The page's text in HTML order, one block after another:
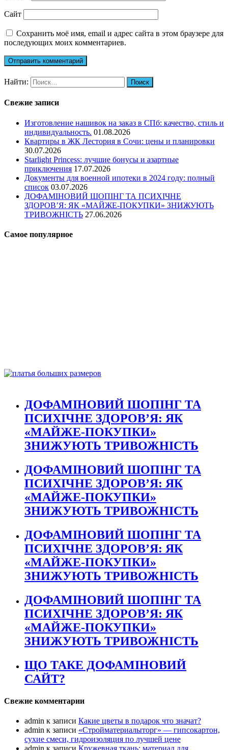
Сайт
Сохранить моё имя, email и адрес сайта в этом браузере для
последующих моих комментариев.
Найти:
Свежие записи
Изготовление нашивок на заказ в СПб: качество, стиль и
индивидуальность. 01.08.2026
Квартиры в ЖК Лестория в Сочи: цены и планировки
30.07.2026
Starlight Princess: лучшие бонусы и азартные
приключения 17.07.2026
Документы для военной ипотеки в 2024 году: полный
список 03.07.2026
ДОФАМІНОВИЙ ШОПІНГ ТА ПСИХІЧНЕ
ЗДОРОВ’Я: ЯК «МАЙЖЕ-ПОКУПКИ» ЗНИЖУЮТЬ
ТРИВОЖНІСТЬ 27.06.2026
Самое популярное
ДОФАМІНОВИЙ ШОПІНГ ТА
ПСИХІЧНЕ ЗДОРОВ’Я: ЯК
«МАЙЖЕ-ПОКУПКИ»
ЗНИЖУЮТЬ ТРИВОЖНІСТЬ
ДОФАМІНОВИЙ ШОПІНГ ТА
ПСИХІЧНЕ ЗДОРОВ’Я: ЯК
«МАЙЖЕ-ПОКУПКИ»
ЗНИЖУЮТЬ ТРИВОЖНІСТЬ
ДОФАМІНОВИЙ ШОПІНГ ТА
ПСИХІЧНЕ ЗДОРОВ’Я: ЯК
«МАЙЖЕ-ПОКУПКИ»
ЗНИЖУЮТЬ ТРИВОЖНІСТЬ
ДОФАМІНОВИЙ ШОПІНГ ТА
ПСИХІЧНЕ ЗДОРОВ’Я: ЯК
«МАЙЖЕ-ПОКУПКИ»
ЗНИЖУЮТЬ ТРИВОЖНІСТЬ
ЩО ТАКЕ ДОФАМІНОВИЙ
САЙТ?
Свежие комментарии
admin к записи Какие цветы в подарок что значат?
admin к записи «Стройматериалыторг» — гипсокартон,
сухие смеси, гидроизоляция по лучшей цене